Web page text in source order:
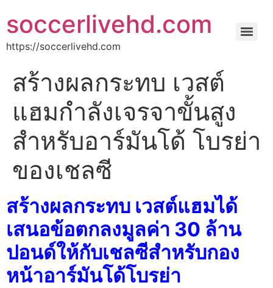
soccerlivehd.com
https://soccerlivehd.com
สร้างผลกระทบ เวสต์
แฮมกำลังเจรจาขั้นสูง
สำหรับอาร์มันโด้ โบรย่า
ของเชลซี
สร้างผลกระทบ เวสต์แฮมได้
เสนอข้อตกลงมูลค่า 30 ล้าน
ปอนด์ให้กับเชลซีสำหรับกอง
หน้าอาร์มันโด้โบรย่า